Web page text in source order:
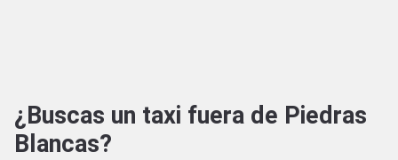
¿Buscas un taxi fuera de Piedras
Blancas?